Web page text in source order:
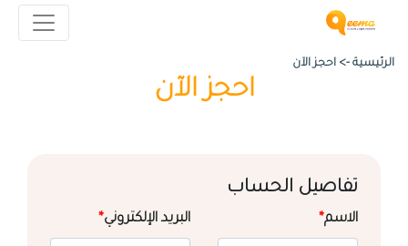
الرئيسية -> احجز الآن
احجز الآن
تفاصيل الحساب
الاسم* البريد الإلكتروني*